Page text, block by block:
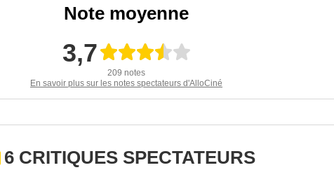
Note moyenne
3,7
209 notes
En savoir plus sur les notes spectateurs d'AlloCiné
6 CRITIQUES SPECTATEURS